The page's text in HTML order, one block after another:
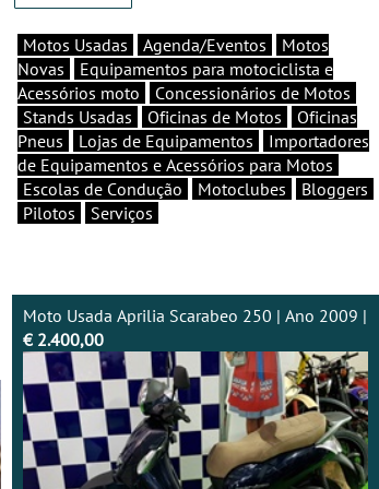
Motos Usadas Agenda/Eventos
Motos
Novas
Equipamentos para motociclista e
Acessórios moto
Concessionários de Motos
Stands Usadas
Oficinas de Motos
Oficinas
Pneus
Lojas de Equipamentos
Importadores
de Equipamentos e Acessórios para Motos
Escolas de Condução
Motoclubes
Bloggers
Pilotos
Serviços
Moto Usada Aprilia Scarabeo 250 | Ano 2009 |
€ 2.400,00